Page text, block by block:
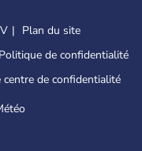
Plan du site
Politique de confidentialité
de confidentialité